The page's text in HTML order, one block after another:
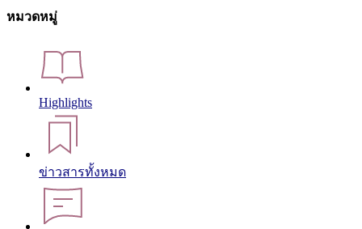
หมวดหมู่
Highlights
ข่าวสารทั้งหมด